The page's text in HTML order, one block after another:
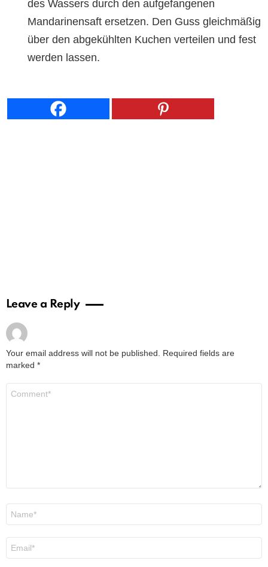
des Wassers durch den aufgefangenen
Mandarinensaft ersetzen. Den Guss gleichmäßig
über den abgekühlten Kuchen verteilen und fest
werden lassen.
Leave a Reply
Your email address will not be published.
Required fields are
marked *